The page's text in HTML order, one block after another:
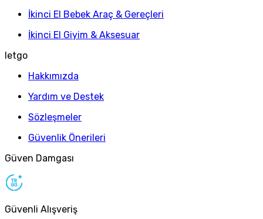
İkinci El Bebek Araç & Gereçleri
İkinci El Giyim & Aksesuar
letgo
Hakkımızda
Yardım ve Destek
Sözleşmeler
Güvenlik Önerileri
Güven Damgası
Güvenli Alışveriş